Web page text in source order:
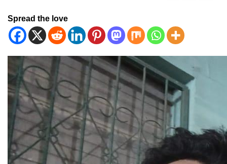
Spread the love